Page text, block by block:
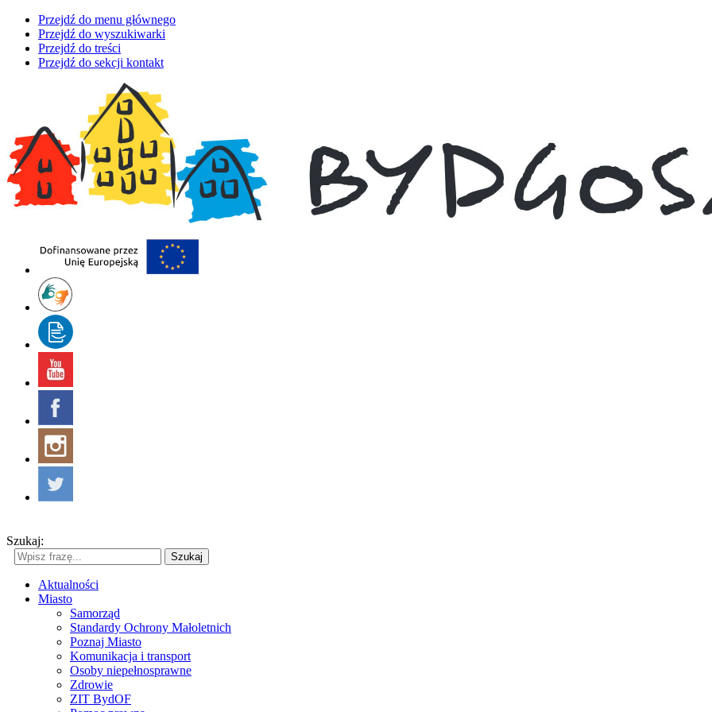
Przejdź do menu głównego
Przejdź do wyszukiwarki
Przejdź do treści
Przejdź do sekcji kontakt
Szukaj:
Szukaj
Aktualności
Miasto
Samorząd
Standardy Ochrony Małoletnich
Poznaj Miasto
Komunikacja i transport
Osoby niepełnosprawne
Zdrowie
ZIT BydOF